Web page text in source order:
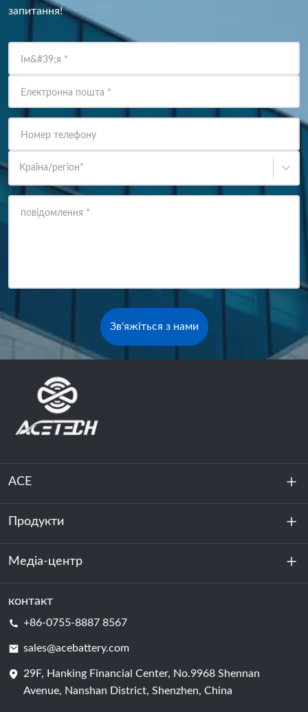
запитання!
Ім&#39;я *
Електронна пошта *
Номер телефону
Країна/регіон*
повідомлення *
Зв'яжіться з нами
ACE
Про нас
Стійкість
Продукти
Зберігання енергії
Центр обробки даних та серверна кімната
Елемент батареї
Медіа-центр
Новини
контакт
+86-0755-8887 8567
sales@acebattery.com
29F, Hanking Financial Center, No.9968 Shennan
Avenue, Nanshan District, Shenzhen, China